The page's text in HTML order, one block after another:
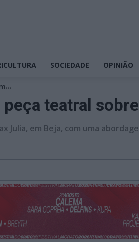
SOCIEDADE OPINIÃO
teatral
Julia, em Beja, com uma